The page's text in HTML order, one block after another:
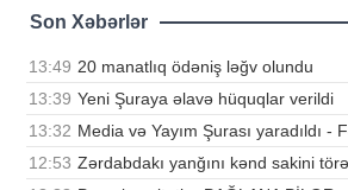
Son Xəbərlər
13:49 20 manatlıq ödəniş ləğv olundu
13:39 Yeni Şuraya əlavə hüquqlar verildi
13:32 Media və Yayım Şurası yaradıldı -
12:53 Zərdabdakı yanğını kənd sakini